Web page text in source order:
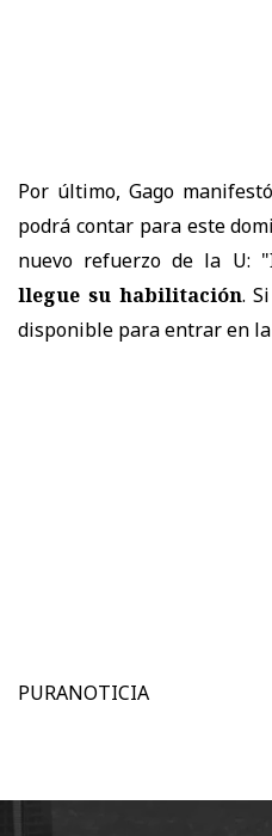
Por último, Gago
podrá contar para este
nuevo refuerzo de la U: "
llegue su habilitación.
disponible para entrar en
PURANOTICIA